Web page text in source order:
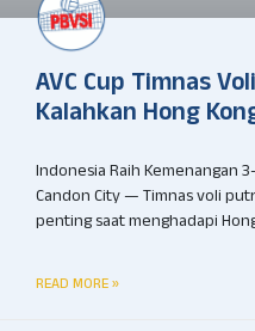
AVC Cup Timnas
Kalahkan Hong
Indonesia Raih Kemenangan
Candon City — Timnas voli
penting saat menghadapi
READ MORE »